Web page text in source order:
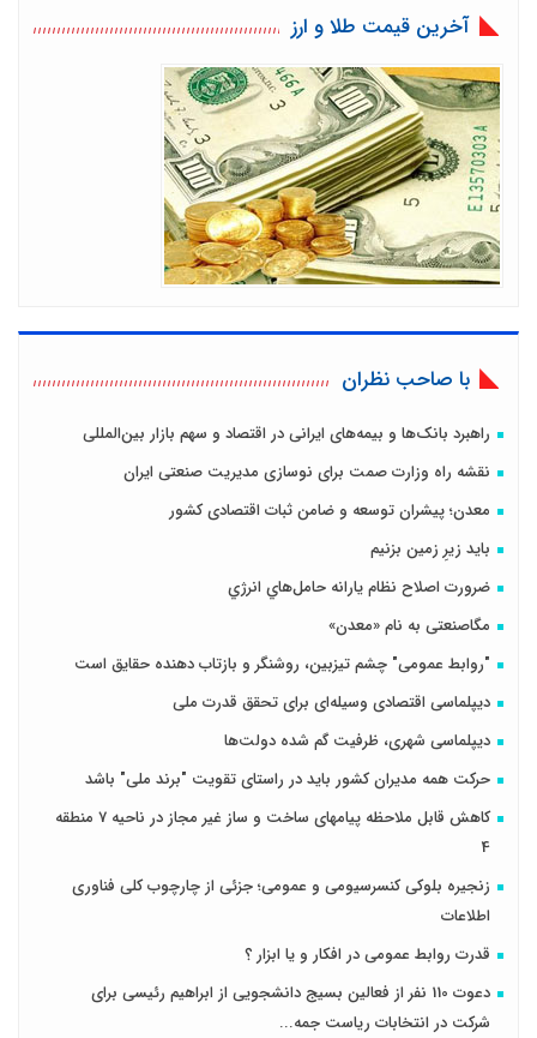
آخرین قیمت طلا و ارز
با صاحب نظران
راهبرد بانک‌ها و بیمه‌های ایرانی در اقتصاد و سهم بازار بین‌المللی
نقشه راه وزارت صمت برای نوسازی مدیریت صنعتی ایران
معدن؛ پیشران توسعه و ضامن ثبات اقتصادی کشور
باید زیرِ زمین بزنیم
ضرورت اصلاح نظام يارانه حامل‌هاي انرژي
مگاصنعتی به نام «معدن»
"روابط عمومی" چشم تیزبین، روشنگر و بازتاب دهنده حقایق است
دیپلماسی اقتصادی وسیله‌ای برای تحقق قدرت ملی
دیپلماسی شهری، ظرفیت گم شده دولت‌ها
حرکت همه مدیران کشور باید در راستای تقویت "برند ملی" باشد
کاهش قابل ملاحظه پیامهای ساخت و ساز غیر مجاز در ناحیه 7 منطقه
4
زنجیره بلوکی کنسرسیومی و عمومی؛ جزئی از چارچوب کلی فناوری
اطلاعات
قدرت روابط عمومی در افکار و یا ابزار ؟
دعوت 110 نفر از فعالین بسیج دانشجویی از ابراهیم رئیسی برای
شرکت در انتخابات ریاست جمه...